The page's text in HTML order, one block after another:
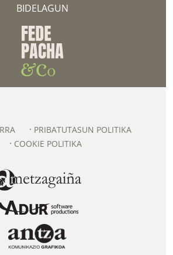
BIDELAGUN
PRIBATUTASUN POLITIKA
COOKIE POLITIKA